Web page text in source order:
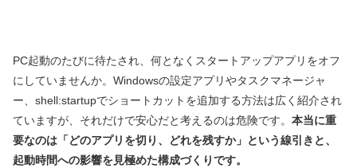
PC起動のたびに待たされ、何となくスタートアップアプリをオフ
にしていませんか。Windowsの設定アプリやタスクマネージャ
ー、shell:startupでショートカットを追加する方法は広く紹介され
ていますが、それだけで安心だと考えるのは危険です。 本当に重
要なのは「どのアプリを切り、どれを残すか」という線引きと、
起動時間への影響を見極めた構成づくりです。